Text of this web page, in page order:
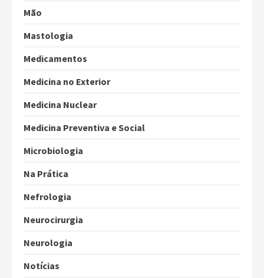
Mão
Mastologia
Medicamentos
Medicina no Exterior
Medicina Nuclear
Medicina Preventiva e Social
Microbiologia
Na Prática
Nefrologia
Neurocirurgia
Neurologia
Notícias